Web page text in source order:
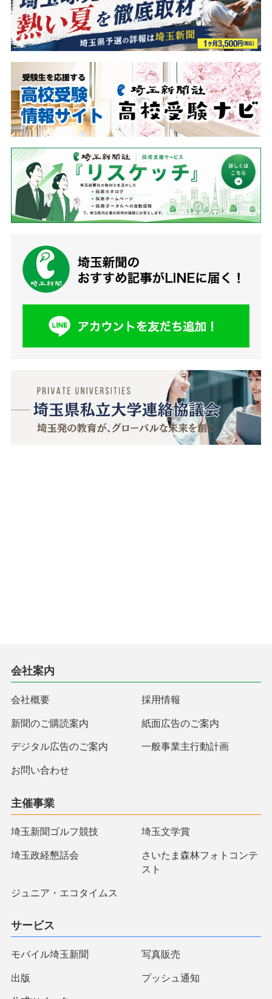
会社案内
会社概要 採用情報
新聞のご購読案内 紙面広告のご案内
デジタル広告のご案内 一般事業主行動計画
お問い合わせ
主催事業
埼玉新聞ゴルフ競技 埼玉文学賞
埼玉政経懇話会
さいたま森林フォトコンテ
スト
ジュニア・エコタイムス
サービス
モバイル埼玉新聞 写真販売
出版 プッシュ通知